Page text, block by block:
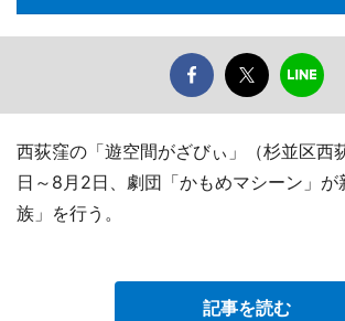
西荻窪の「遊空間がざびぃ」（杉並区西
日～8月2日、劇団「かもめマシーン」が
族」を行う。
記事を読む